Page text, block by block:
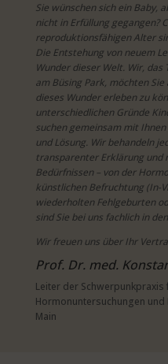
Sie wünschen sich ein Baby,
nicht in Erfüllung gegangen?
reproduktionsfähigen Alter
Die Entstehung von neuem
Wunder dieser Welt. Wir,
am Büsing Park, möchten
dieses Wunder erleben zu
unterschiedlichen Gründe
suchen gemeinsam mit
und Lösung. Wir behandeln
transparenter Erklärung und
Bedürfnissen – von der
künstlichen Befruchtung (In-
wiederholten Fehlgeburten
sind Sie bei uns fachlich in
Wir freuen uns über Ihr
Prof. Dr. med.
Leiter der Schwerpunkpraxis
Hormonuntersuchungen
Main